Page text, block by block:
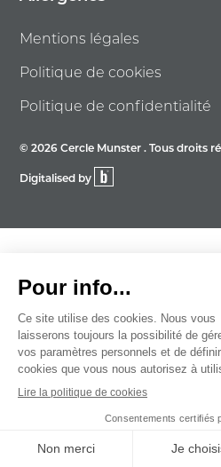
Mentions légales
Politique de cookies
Politique de confidentialité
© 2026 Cercle Munster . Tous droits
Digitalised by